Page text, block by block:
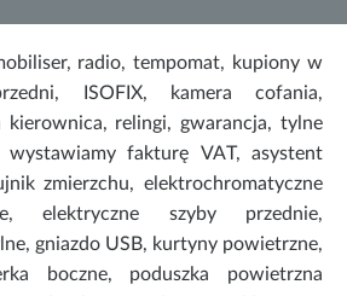
radio, tempomat, kupiony w
ISOFIX, kamera cofania,
kierownica, relingi, gwarancja, tylne
wystawiamy fakturę VAT, asystent
zmierzchu, elektrochromatyczne
elektryczne szyby przednie,
gniazdo USB, kurtyny powietrzne,
boczne, poduszka powietrzna